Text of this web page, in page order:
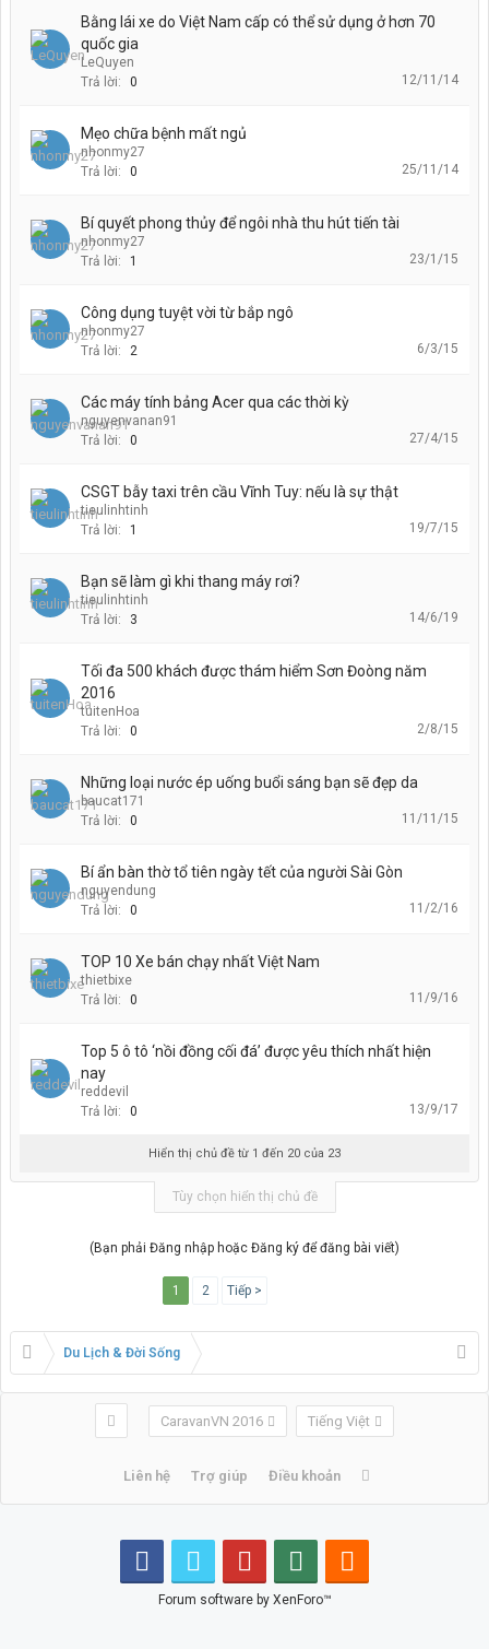
Bằng lái xe do Việt Nam cấp có thể sử dụng ở hơn 70
quốc gia
LeQuyen
Trả lời:
0 12/11/14
Mẹo chữa bệnh mất ngủ
nhonmy27
Trả lời:
0 25/11/14
Bí quyết phong thủy để ngôi nhà thu hút tiến tài
nhonmy27
Trả lời:
1 23/1/15
Công dụng tuyệt vời từ bắp ngô
nhonmy27
Trả lời:
2 6/3/15
Các máy tính bảng Acer qua các thời kỳ
nguyenvanan91
Trả lời:
0 27/4/15
CSGT bẫy taxi trên cầu Vĩnh Tuy: nếu là sự thật
tieulinhtinh
Trả lời:
1 19/7/15
Bạn sẽ làm gì khi thang máy rơi?
tieulinhtinh
Trả lời:
3 14/6/19
Tối đa 500 khách được thám hiểm Sơn Đoòng năm
2016
tuitenHoa
Trả lời:
0 2/8/15
Những loại nước ép uống buổi sáng bạn sẽ đẹp da
baucat171
Trả lời:
0 11/11/15
Bí ẩn bàn thờ tổ tiên ngày tết của người Sài Gòn
nguyendung
Trả lời:
0 11/2/16
TOP 10 Xe bán chạy nhất Việt Nam
thietbixe
Trả lời:
0 11/9/16
Top 5 ô tô ‘nồi đồng cối đá’ được yêu thích nhất hiện
nay
reddevil
Trả lời:
0 13/9/17
Hiển thị chủ đề từ 1 đến 20 của 23
Tùy chọn hiển thị chủ đề
(Bạn phải Đăng nhập hoặc Đăng ký để đăng bài viết)
1 2 Tiếp >
Du Lịch & Đời Sống
CaravanVN 2016 Tiếng Việt
Liên hệ Trợ giúp Điều khoản
Forum software by XenForo™